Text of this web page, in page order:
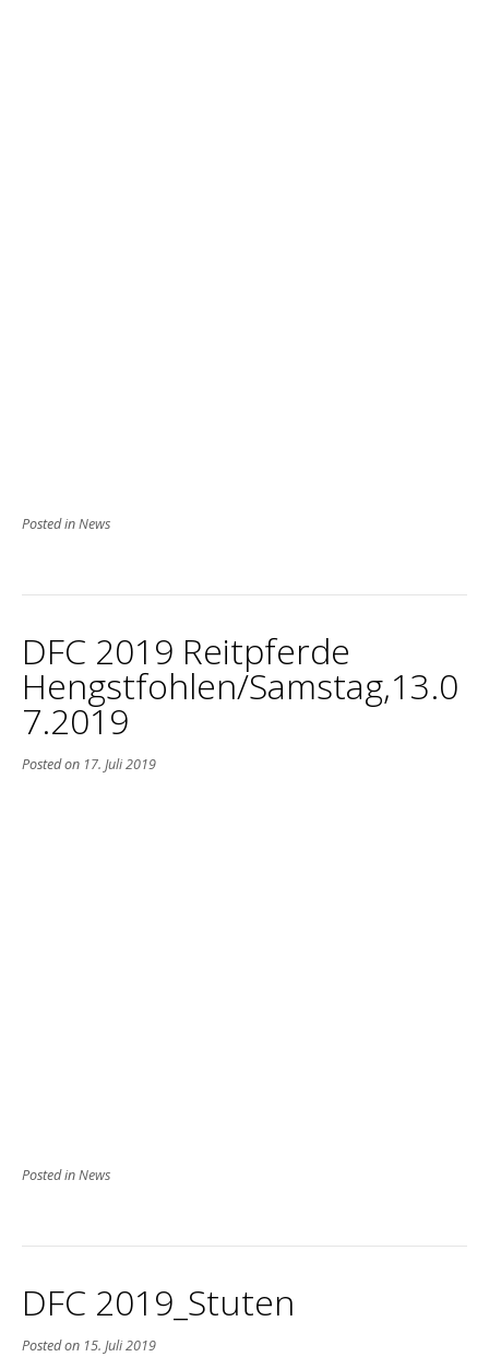
Posted inNews
DFC 2019 Reitpferde
Hengstfohlen/Samstag,13.0
7.2019
Posted on 17. Juli 2019
Posted inNews
DFC 2019_Stuten
Posted on 15. Juli 2019